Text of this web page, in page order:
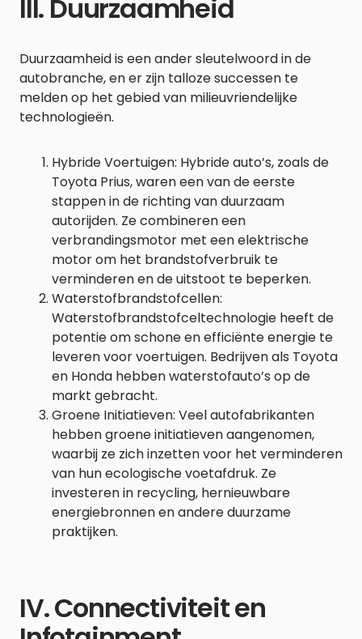
III. Duurzaamheid
Duurzaamheid is een ander sleutelwoord in de
autobranche, en er zijn talloze successen te
melden op het gebied van milieuvriendelijke
technologieën.
Hybride Voertuigen: Hybride auto’s, zoals de
Toyota Prius, waren een van de eerste
stappen in de richting van duurzaam
autorijden. Ze combineren een
verbrandingsmotor met een elektrische
motor om het brandstofverbruik te
verminderen en de uitstoot te beperken.
Waterstofbrandstofcellen:
Waterstofbrandstofceltechnologie heeft de
potentie om schone en efficiënte energie te
leveren voor voertuigen. Bedrijven als Toyota
en Honda hebben waterstofauto’s op de
markt gebracht.
Groene Initiatieven: Veel autofabrikanten
hebben groene initiatieven aangenomen,
waarbij ze zich inzetten voor het verminderen
van hun ecologische voetafdruk. Ze
investeren in recycling, hernieuwbare
energiebronnen en andere duurzame
praktijken.
IV. Connectiviteit en